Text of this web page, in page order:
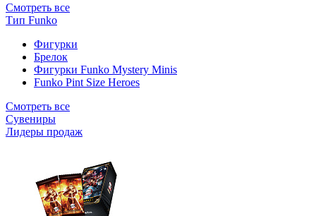
Смотреть все
Тип Funko
Фигурки
Брелок
Фигурки Funko Mystery Minis
Funko Pint Size Heroes
Смотреть все
Сувениры
Лидеры продаж